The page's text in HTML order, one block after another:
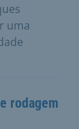
uma
rodagem